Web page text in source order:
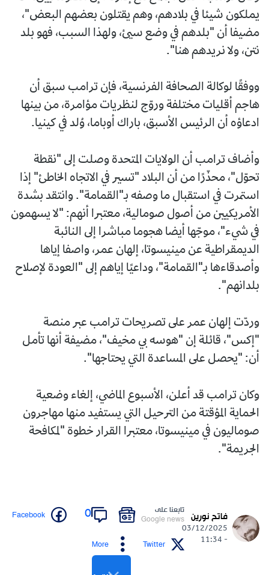
يملكون شيئا في بلادهم، وهم يقتلون بعضهم البعض"،
مضيفا أن "بلدهم في وضع سيئ، ولهذا السبب، فهو بلد
نتن، ولا نريدهم هنا".
ووفقًا لوكالة الصحافة الفرنسية، فإن ترامب سبق أن
هاجم أقليات مختلفة وروّج لنظريات مؤامرة، من بينها
ادعاؤه أن الرئيس الأسبق، باراك أوباما، وُلد في كينيا.
وأضاف ترامب أن الولايات المتحدة وصلت إلى "نقطة
تحوّل"، محذّرًا من أن البلاد "تسير في الاتجاه الخاطئ" إذا
استمرت في استقبال ما وصفه بـ"القمامة". وانتقد بشدة
الأمريكيين من أصول صومالية، معتبرا أنهم: "لا يسهمون
في شيء"، موجّها أيضا هجوما مباشرا إلى النائبة
الديمقراطية عن مينيسوتا، إلهان عمر، واصفا إياها
وأصدقاءها بـ"القمامة"، وداعيًا إياهم إلى "العودة لإصلاح
بلدانهم".
وردّت إلهان عمر على تصريحات ترامب عبر منصة
"إكس"، قائلة إن "هوسه بي مخيف"، مضيفة أنها تأمل
أن: "يحصل على المساعدة التي يحتاجها".
وكان ترامب قد أعلن، الأسبوع الماضي، إلغاء وضعية
الحماية المؤقتة من الترحيل التي يستفيد منها مهاجرون
صوماليون في مينيسوتا، معتبرا القرار خطوة "لمكافحة
الجريمة".
فاتح نورين
03/12/2025
- 11:34
تابعنا على
Google news
0
Facebook
Twitter
More